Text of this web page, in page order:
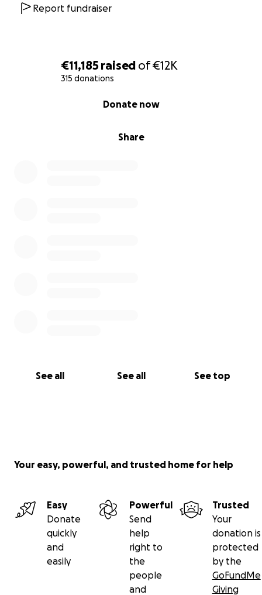
€11,185 raised of€12K
315 donations
Share
Donate now
See all See all See top
Report fundraiser
Your easy, powerful, and trusted home for help
Easy
Donate
quickly
and
easily
Powerful
Send
help
right to
the
people
and
Trusted
Your
donation is
protected
by the
GoFundMe
Giving